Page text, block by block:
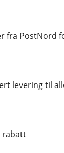
fra PostNord
levering til
rabatt